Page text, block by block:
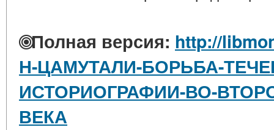
Полная версия: http://
Н-ЦАМУТАЛИ-БОРЬБА-
ИСТОРИОГРАФИИ-ВО-
ВЕКА